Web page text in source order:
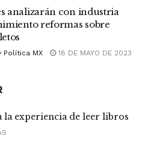
analizarán con industria
reformas sobre
Política MX 18 DE MAYO DE 2023
experiencia de leer libros